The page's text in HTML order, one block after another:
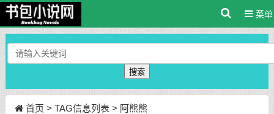
菜单
搜索
首页 > TAG信息列表 > 阿熊熊